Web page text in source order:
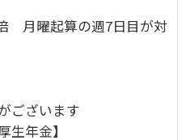
月曜起算の週7日目が対
ございます
年金】